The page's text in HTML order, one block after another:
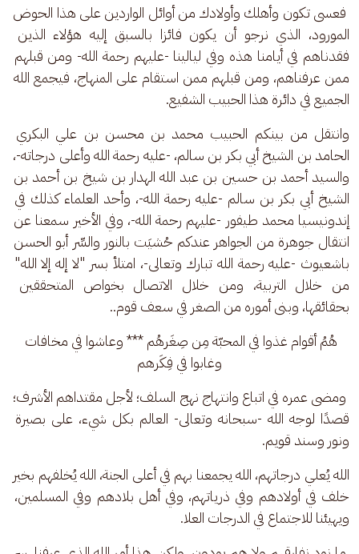
فعسى تكون وأهلك وأولادك من أوائل الواردين على هذا الحوض
المورود، الذي نرجو أن يكون فائزا بالسبق إليه هؤلاء الذين
فقدناهم في أيامنا هذه وفي ليالينا -عليهم رحمة الله- ومن قبلهم
ممن عرفناهم، ومن قبلهم ممن استقام على المنهاج، فيجمع الله
الجميع في دائرة هذا الحبيب الشفيع.
وانتقل من بينكم الحبيب محمد بن محسن بن علي البكري
الحامد بن الشيخ أبي بكر بن سالم، -عليه رحمة الله وأعلى درجاته-،
والسيد أحمد بن حسين بن عبد الله الهدار بن شيخ بن أحمد بن
الشيخ أبي بكر بن سالم -عليه رحمة الله-، وأحد العلماء كذلك في
إندونيسيا محمد طيفور -عليهم رحمة الله-، وفي الأخير سمعنا عن
انتقال جوهرة من الجواهر عندكم حُشيَت بالنور والسِّر أبو الحسن
باشعيوث -عليه رحمة الله تبارك وتعالى-، امتلأ بسر "لا إله إلا الله"
من خلال التربية، ومن خلال الاتصال بخواص المتحققين
بحقائقها، وبنى أموره من الصغر في سعف قوم..
هُمُ أقوام غذوا في المحبّة مِن صِغَرهُم *** وعاشوا في مخافات
وغابوا في فِكَرهم
ومضى عمره في اتباع وانتهاج نهج السلف؛ لأجل مقتداهم الأشرف؛
قصدًا لوجه الله -سبحانه وتعالى- العالم بكل شيء، على بصيرة
ونور وسند قويم.
الله يُعلي درجاتهم، الله يجمعنا بهم في أعلى الجنة، الله يُخلفهم بخير
خلف في أولادهم وفي ذرياتهم، وفي أهل بلادهم وفي المسلمين،
ويهيئنا للاجتماع في الدرجات العلا.